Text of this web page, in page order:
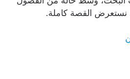
نستعرض القصة كاملة.